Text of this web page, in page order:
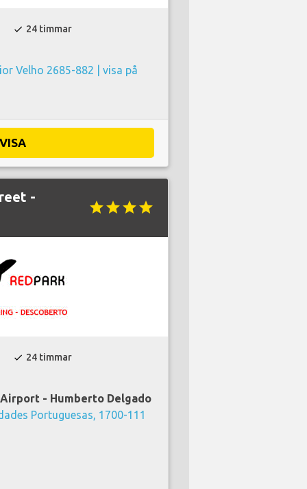
check 24 timmar
Velho 2685-882 | visa på
VISA
-
starstarstarstar
check 24 timmar
- Humberto Delgado
Portuguesas, 1700-111